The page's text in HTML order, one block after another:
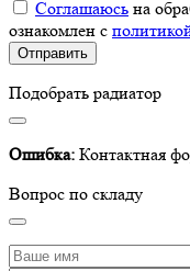
Соглашаюсь на
ознакомлен с
Подобрать радиатор
Ошибка: Контактная
Вопрос по складу